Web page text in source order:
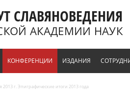
СЛАВЯНОВЕДЕНИЯ
АКАДЕМИИ НАУК
КОНФЕРЕНЦИИ ИЗДАНИЯ
2013 г. Эпиграфические итоги 2013 года